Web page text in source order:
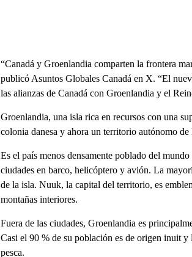
“Canadá y Groenlandia comparten la frontera
publicó Asuntos Globales Canadá en X. “El
las alianzas de Canadá con Groenlandia y el
Groenlandia, una isla rica en recursos con una
colonia danesa y ahora un territorio autónomo
Es el país menos densamente poblado del
ciudades en barco, helicóptero y avión. La
de la isla. Nuuk, la capital del territorio, es
montañas interiores.
Fuera de las ciudades, Groenlandia es
Casi el 90 % de su población es de origen inuit
pesca.